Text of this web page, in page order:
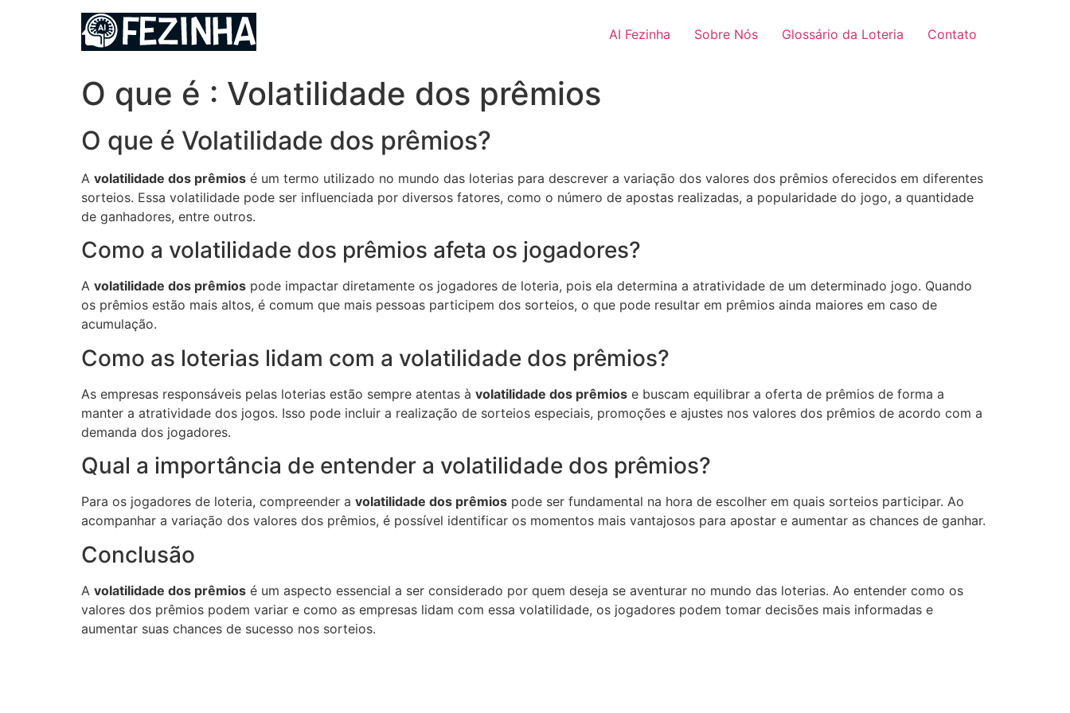
AI Fezinha Sobre Nós Glossário da Loteria Contato
O que é : Volatilidade dos prêmios
O que é Volatilidade dos prêmios?
A volatilidade dos prêmios é um termo utilizado no mundo das loterias para descrever a variação dos valores dos prêmios oferecidos em diferentes
sorteios. Essa volatilidade pode ser influenciada por diversos fatores, como o número de apostas realizadas, a popularidade do jogo, a quantidade
de ganhadores, entre outros.
Como a volatilidade dos prêmios afeta os jogadores?
A volatilidade dos prêmios pode impactar diretamente os jogadores de loteria, pois ela determina a atratividade de um determinado jogo. Quando
os prêmios estão mais altos, é comum que mais pessoas participem dos sorteios, o que pode resultar em prêmios ainda maiores em caso de
acumulação.
Como as loterias lidam com a volatilidade dos prêmios?
As empresas responsáveis pelas loterias estão sempre atentas à volatilidade dos prêmios e buscam equilibrar a oferta de prêmios de forma a
manter a atratividade dos jogos. Isso pode incluir a realização de sorteios especiais, promoções e ajustes nos valores dos prêmios de acordo com a
demanda dos jogadores.
Qual a importância de entender a volatilidade dos prêmios?
Para os jogadores de loteria, compreender a volatilidade dos prêmios pode ser fundamental na hora de escolher em quais sorteios participar. Ao
acompanhar a variação dos valores dos prêmios, é possível identificar os momentos mais vantajosos para apostar e aumentar as chances de ganhar.
Conclusão
A volatilidade dos prêmios é um aspecto essencial a ser considerado por quem deseja se aventurar no mundo das loterias. Ao entender como os
valores dos prêmios podem variar e como as empresas lidam com essa volatilidade, os jogadores podem tomar decisões mais informadas e
aumentar suas chances de sucesso nos sorteios.